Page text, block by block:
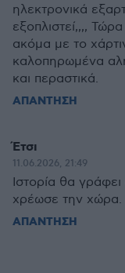
ηλεκτρονικά
εξοπλιστεί,,,,
ακόμα με το
καλοπηρωμένα
και περαστικά.
ΑΠΑΝΤΗΣΗ
Έτσι
11.06.2026, 21:49
Ιστορία θα
χρέωσε την χώρα.
ΑΠΑΝΤΗΣΗ